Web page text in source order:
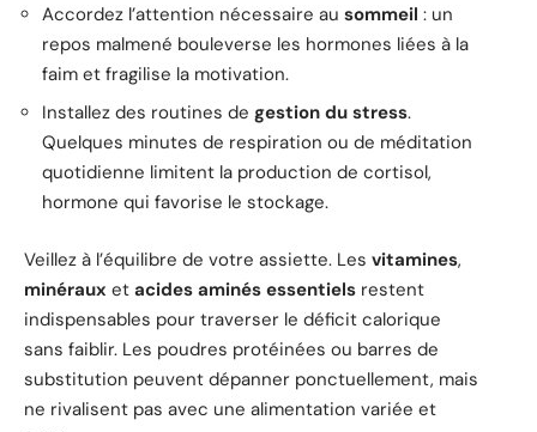
Accordez l’attention nécessaire au sommeil : un
repos malmené bouleverse les hormones liées à la
faim et fragilise la motivation.
Installez des routines de gestion du stress.
Quelques minutes de respiration ou de méditation
quotidienne limitent la production de cortisol,
hormone qui favorise le stockage.
Veillez à l’équilibre de votre assiette. Les vitamines,
minéraux et acides aminés essentiels restent
indispensables pour traverser le déficit calorique
sans faiblir. Les poudres protéinées ou barres de
substitution peuvent dépanner ponctuellement, mais
ne rivalisent pas avec une alimentation variée et